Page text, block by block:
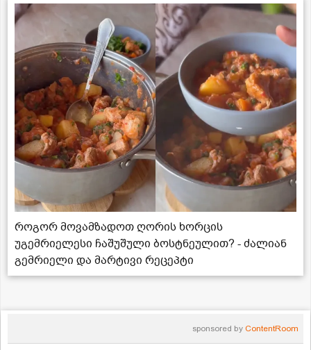
როგორ მოვამზადოთ ღორის ხორცის
უგემრიელესი ჩაშუშული ბოსტნეულით? - ძალიან
გემრიელი და მარტივი რეცეპტი
sponsored by ContentRoom